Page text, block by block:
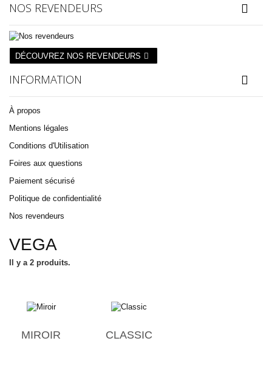
NOS REVENDEURS
DÉCOUVREZ NOS REVENDEURS
INFORMATION
À propos
Mentions légales
Conditions d'Utilisation
Foires aux questions
Paiement sécurisé
Politique de confidentialité
Nos revendeurs
VEGA
Il y a 2 produits.
MIROIR CLASSIC